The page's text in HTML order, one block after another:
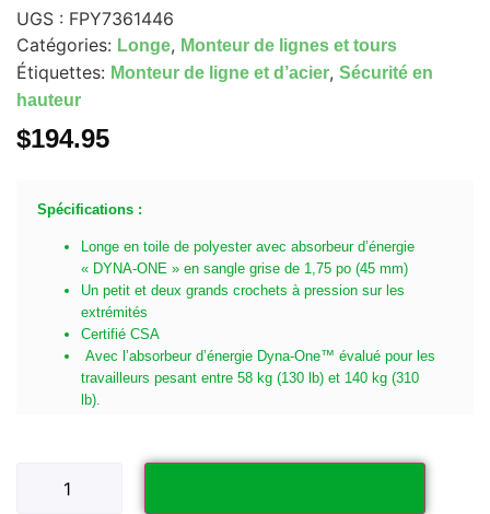
UGS : FPY7361446
Catégories: Longe, Monteur de lignes et tours
Étiquettes: Monteur de ligne et d’acier, Sécurité en
hauteur
$194.95
Spécifications :
Longe en toile de polyester avec absorbeur d’énergie
« DYNA-ONE » en sangle grise de 1,75 po (45 mm)
Un petit et deux grands crochets à pression sur les
extrémités
Certifié CSA
Avec l’absorbeur d’énergie Dyna-One™ évalué pour les
travailleurs pesant entre 58 kg (130 lb) et 140 kg (310
lb).